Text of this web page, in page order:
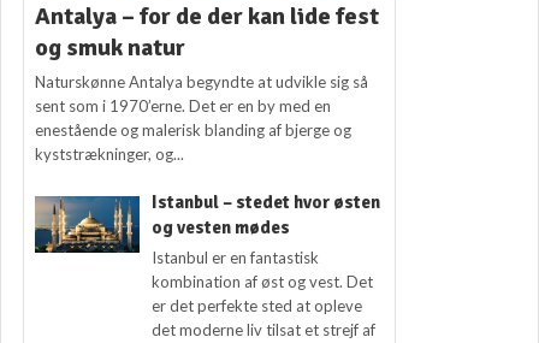
Antalya – for de der kan lide fest
og smuk natur
Naturskønne Antalya begyndte at udvikle sig så
sent som i 1970’erne. Det er en by med en
enestående og malerisk blanding af bjerge og
kyststrækninger, og...
Istanbul – stedet hvor østen
og vesten mødes
Istanbul er en fantastisk
kombination af øst og vest. Det
er det perfekte sted at opleve
det moderne liv tilsat et strejf af